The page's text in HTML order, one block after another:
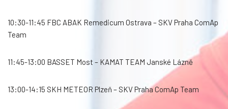
10:30-11:45 FBC ABAK Remedicum Ostrava – SKV Praha ComAp
Team
11:45-13:00 BASSET Most – KAMAT TEAM Janské Lázně
13:00-14:15 SKH METEOR Plzeň – SKV Praha ComAp Team